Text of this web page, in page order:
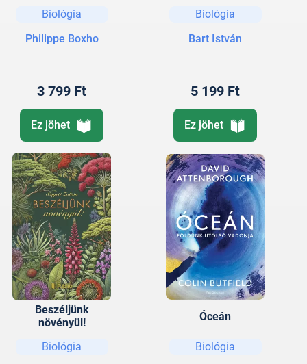
Biológia
Philippe Boxho
3 799 Ft
Ez jöhet
Biológia
Bart István
5 199 Ft
Ez jöhet
Beszéljünk
növényül!
Biológia
Óceán
Biológia